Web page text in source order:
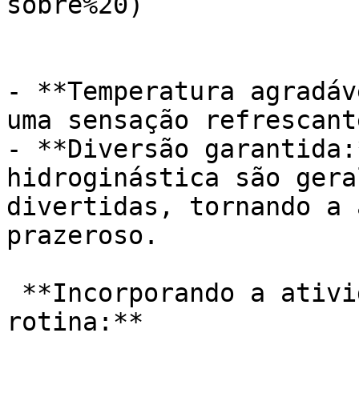
- **Temperatura
uma sensação
- **Diversão
hidroginástica são
divertidas, tornando a
prazeroso.
rotina:**